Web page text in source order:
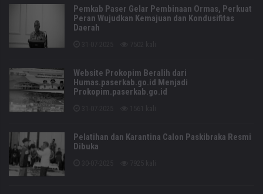
Pemkab Paser Gelar Pembinaan Ormas, Perkuat
Peran Wujudkan Kemajuan dan Kondusifitas
Daerah
Website Prokopim Beralih dari
Humas.paserkab.go.id Menjadi
Prokopim.paserkab.go.id
Pelatihan dan Karantina Calon Paskibraka Resmi
Dibuka